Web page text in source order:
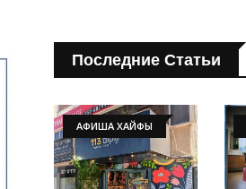
Последние Статьи
АФИША ХАЙФЫ